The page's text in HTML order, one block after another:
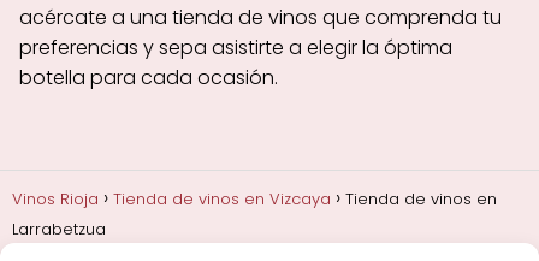
acércate a una tienda de vinos que comprenda tu
preferencias y sepa asistirte a elegir la óptima
botella para cada ocasión.
Vinos Rioja Tienda de vinos en Vizcaya
Tienda de vinos en
Larrabetzua